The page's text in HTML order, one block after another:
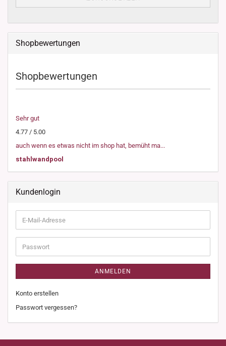
Shopbewertungen
Shopbewertungen
Sehr gut
4.77 / 5.00
auch wenn es etwas nicht im shop hat, bemüht ma...
stahlwandpool
Kundenlogin
E-
Mail-
Adresse
Passwort
ANMELDEN
Konto erstellen
Passwort vergessen?